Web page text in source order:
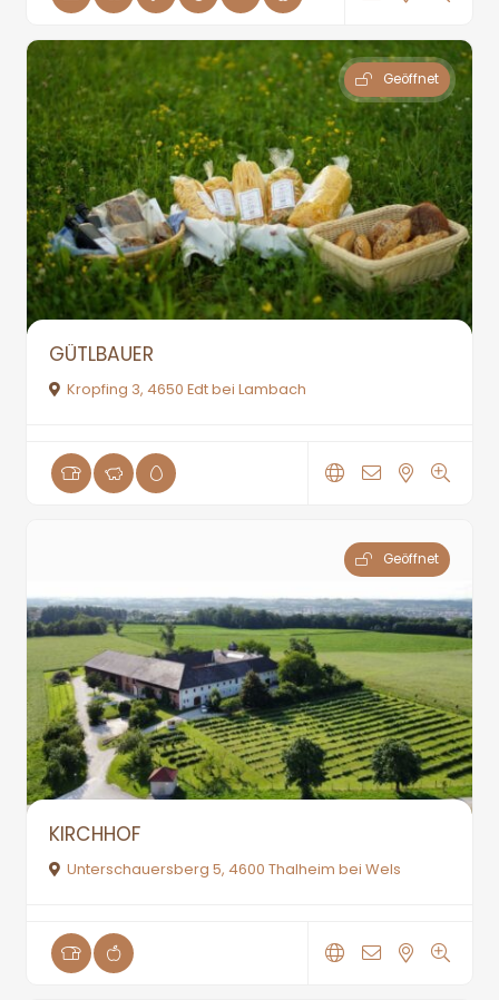
Geöffnet
GÜTLBAUER
Kropfing 3, 4650 Edt bei Lambach
Geöffnet
KIRCHHOF
Unterschauersberg 5, 4600 Thalheim bei Wels